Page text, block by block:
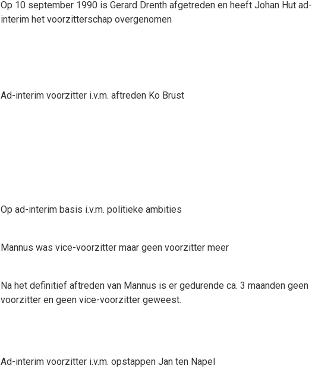
Op 10 september 1990 is Gerard Drenth afgetreden en heeft Johan Hut ad-
interim het voorzitterschap overgenomen
Ad-interim voorzitter i.v.m. aftreden Ko Brust
Op ad-interim basis i.v.m. politieke ambities
Mannus was vice-voorzitter maar geen voorzitter meer
Na het definitief aftreden van Mannus is er gedurende ca. 3 maanden geen
voorzitter en geen vice-voorzitter geweest.
Ad-interim voorzitter i.v.m. opstappen Jan ten Napel